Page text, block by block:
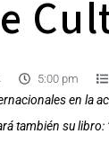
5:00 pm
en la
también su libro: